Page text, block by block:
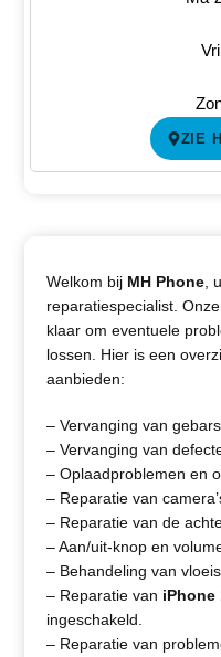
ZIE
Welkom bij MH Phone ,
reparatiespecialist.
klaar om eventuele
lossen. Hier is een
aanbieden:
– Vervanging van
– Vervanging van
– Oplaadproblemen en
– Reparatie van
– Reparatie van de
– Aan/uit-knop en
– Behandeling van
– Reparatie van iPhone
ingeschakeld.
– Reparatie van